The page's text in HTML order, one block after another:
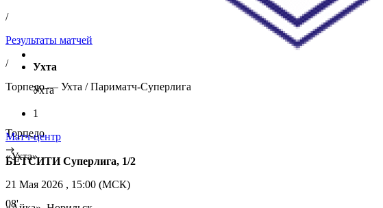
/
Результаты матчей
/
Торпедо — Ухта / Париматч-Суперлига
Торпедо
«Ухта»
08'
Ухта
Ухта
1
Матч-центр
БЕТСИТИ Суперлига, 1/2
21 Мая 2026 , 15:00 (МСК)